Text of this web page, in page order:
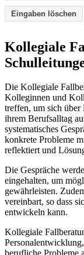
Eingaben löschen
Kollegiale
Die Kollegiale
Kolleginnen und
treffen, um sich über
ihrem Berufsalltag
systematisches
konkrete Probleme
reflektiert und
Die Gespräche
eingehalten, um
gewährleisten.
vereinbart, so dass
entwickeln kann.
Kollegiale